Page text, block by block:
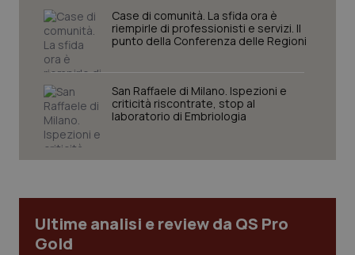
Vaccini
Case di comunità. La sfida ora è
riempirle di professionisti e servizi. Il
punto della Conferenza delle Regioni
San Raffaele di Milano. Ispezioni e
criticità riscontrate, stop al
laboratorio di Embriologia
Ultime analisi e review da QS Pro
Gold
Necessari Statistici Marketing
I cookie necessari contribuiscono a rendere fruibile il
sito web abilitandone funzionalità di base quali la
navigazione sulle pagine e l'accesso alle aree
VISITOR_PRIVACY_METADATA
YouTube